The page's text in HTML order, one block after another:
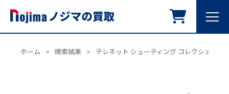
ホーム > 検索結果 > テレネット シューティング コレクション